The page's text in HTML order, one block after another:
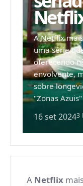
A Netflix
uma série
oferecendo
envolvente,
sobre
"Zonas
16 set 20243
A Netflix